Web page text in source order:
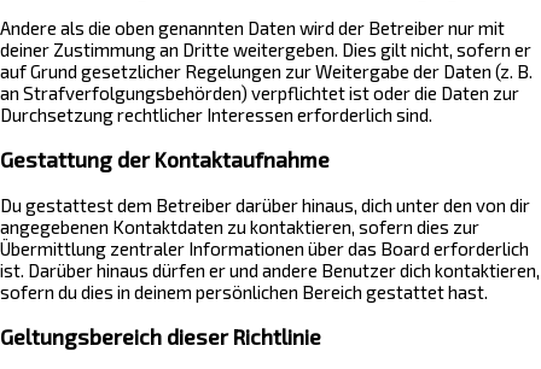
Andere als die oben genannten Daten wird der Betreiber nur mit
deiner Zustimmung an Dritte weitergeben. Dies gilt nicht, sofern er
auf Grund gesetzlicher Regelungen zur Weitergabe der Daten (z. B.
an Strafverfolgungsbehörden) verpflichtet ist oder die Daten zur
Durchsetzung rechtlicher Interessen erforderlich sind.
Gestattung der Kontaktaufnahme
Du gestattest dem Betreiber darüber hinaus, dich unter den von dir
angegebenen Kontaktdaten zu kontaktieren, sofern dies zur
Übermittlung zentraler Informationen über das Board erforderlich
ist. Darüber hinaus dürfen er und andere Benutzer dich kontaktieren,
sofern du dies in deinem persönlichen Bereich gestattet hast.
Geltungsbereich dieser Richtlinie